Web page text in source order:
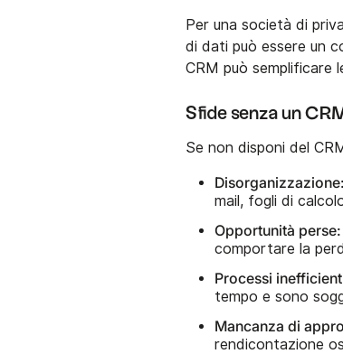
Per una società di
di dati può essere un
CRM può semplificare
Sfide senza un
Se non disponi del
Disorganizzazione:
mail, fogli di
Opportunità perse:
comportare la
Processi
tempo e sono
Mancanza di
rendicontazione